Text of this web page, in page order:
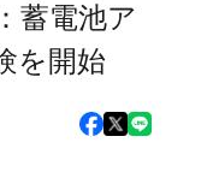
蓄電池ア
を開始